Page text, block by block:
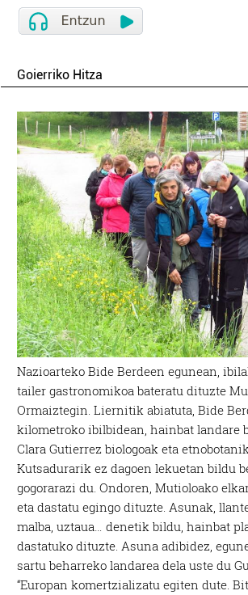
Goierriko Hitza
Nazioarteko Bide Berdeen egunean,
tailer gastronomikoa bateratu dituzte
Ormaiztegin. Liernitik abiatuta, Bide
kilometroko ibilbidean, hainbat landare
Clara Gutierrez biologoak eta
Kutsadurarik ez dagoen lekuetan bildu
gogorarazi du. Ondoren, Mutioloako
eta dastatu egingo dituzte. Asunak,
malba, uztaua… denetik bildu, hainbat
dastatuko dituzte. Asuna adibidez,
sartu beharreko landarea dela uste du
“Europan komertzializatu egiten dute.